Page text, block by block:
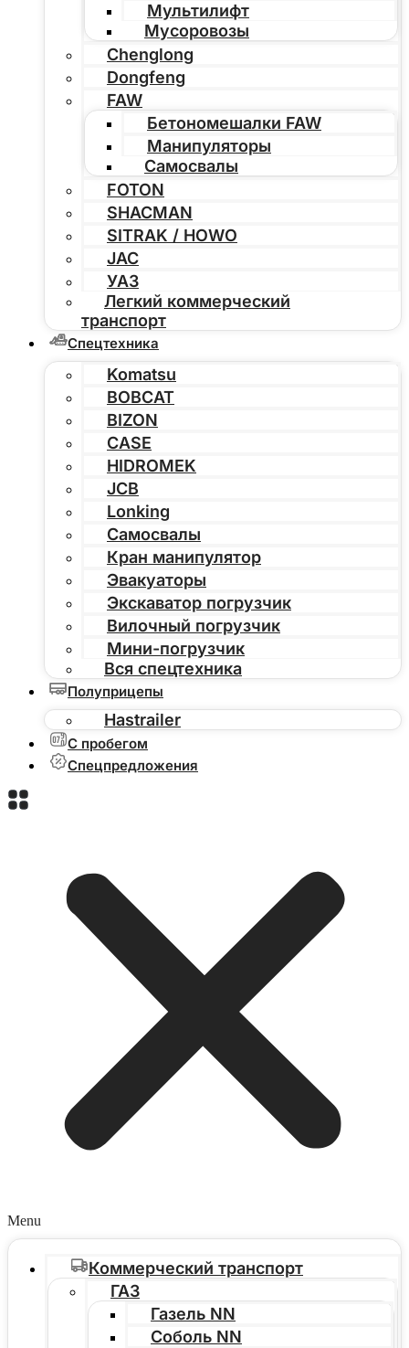
Мультилифт
Мусоровозы
Chenglong
Dongfeng
FAW
Бетономешалки FAW
Манипуляторы
Самосвалы
FOTON
SHACMAN
SITRAK / HOWO
JAC
УАЗ
Легкий коммерческий
транспорт
Спецтехника
Komatsu
BOBCAT
BIZON
CASE
HIDROMEK
JCB
Lonking
Самосвалы
Кран манипулятор
Эвакуаторы
Экскаватор погрузчик
Вилочный погрузчик
Мини-погрузчик
Вся спецтехника
Полуприцепы
Hastrailer
С пробегом
Спецпредложения
Menu
Коммерческий транспорт
ГАЗ
Газель NN
Соболь NN